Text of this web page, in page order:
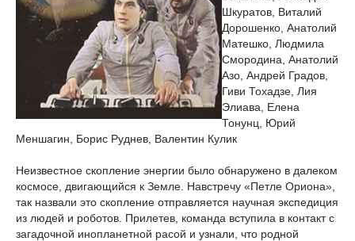
Шкуратов, Виталий
Дорошенко, Анатолий
Матешко, Людмила
Смородина, Анатолий
Азо, Андрей Градов,
Гиви Тохадзе, Лия
Элиава, Елена
Тонунц, Юрий
Меншагин, Борис Руднев, Валентин Кулик
Неизвестное скопление энергии было обнаружено в далеком
космосе, двигающийся к Земле. Навстречу «Петле Ориона»,
так назвали это скопление отправляется научная экспедиция
из людей и роботов. Прилетев, команда вступила в контакт с
загадочной инопланетной расой и узнали, что родной